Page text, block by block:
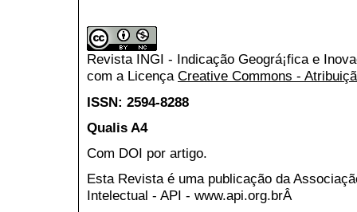
Revista INGI - Indicação Geográ¡fica e
com a Licença Creative Commons -
ISSN: 2594-8288
Qualis A4
Com DOI por artigo.
Esta Revista é uma publicação da
Intelectual - API - www.api.org.brÂ